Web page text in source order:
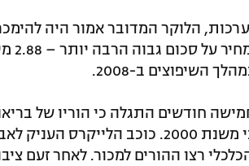
השיפוצים ב-2008.
חודשים התגלה כי הוריו של
של קובי משנת 2000. כוכב